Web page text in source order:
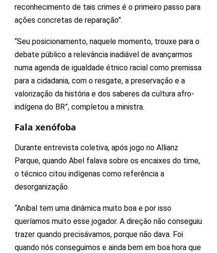
reconhecimento de tais crimes é o primeiro passo para
ações concretas de reparação”.
“Seu posicionamento, naquele momento, trouxe para o
debate público a relevância inadiável de avançarmos
numa agenda de igualdade étnico racial como premissa
para a cidadania, com o resgate, a preservação e a
valorização da história e dos saberes da cultura afro-
indígena do BR”, completou a ministra.
Fala xenófoba
Durante entrevista coletiva, após jogo no Allianz
Parque, quando Abel falava sobre os encaixes do time,
o técnico citou indígenas como referência a
desorganização.
“Aníbal tem uma dinâmica muito boa e por isso
queríamos muito esse jogador. A direção não conseguiu
trazer quando precisávamos, porque não dava. Foi
quando nós conseguimos e ainda bem em boa hora que